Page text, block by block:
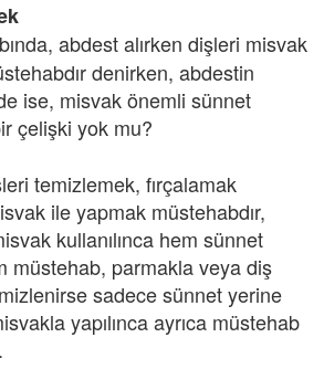
abdest alırken dişleri misvak
denirken, abdestin
ise, misvak önemli sünnet
çelişki yok mu?
temizlemek, fırçalamak
ile yapmak müstehabdır,
kullanılınca hem sünnet
müstehab, parmakla veya diş
sadece sünnet yerine
yapılınca ayrıca müstehab